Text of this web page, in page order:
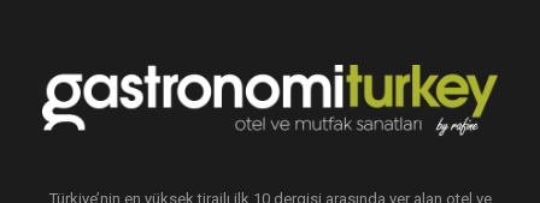
Türkiye’nin en yüksek tirajlı ilk 10 dergisi arasında yer alan otel ve